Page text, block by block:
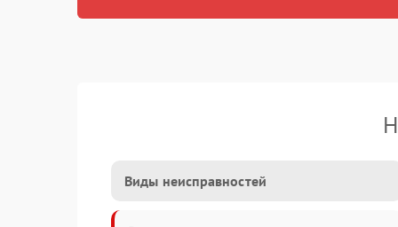
Виды неисправностей